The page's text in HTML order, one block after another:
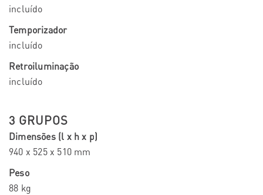
incluído
Temporizador
incluído
Retroiluminação
incluído
3 GRUPOS
Dimensões (l x h x p)
940 x 525 x 510 mm
Peso
88 kg